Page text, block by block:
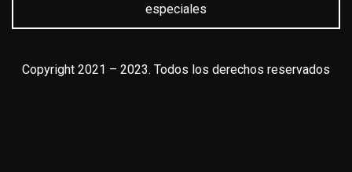
especiales
Copyright 2021 – 2023. Todos los derechos reservados